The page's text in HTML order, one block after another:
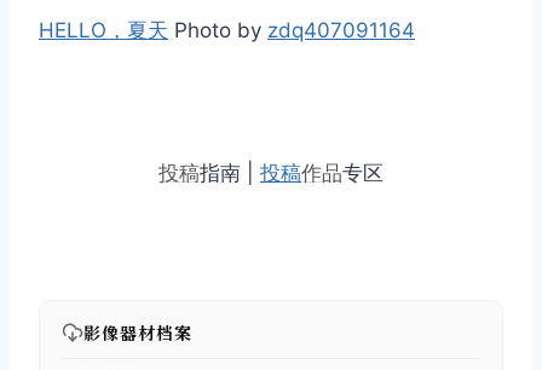
HELLO，夏天 Photo by zdq407091164
投稿指南 | 投稿作品专区
影像器材档案